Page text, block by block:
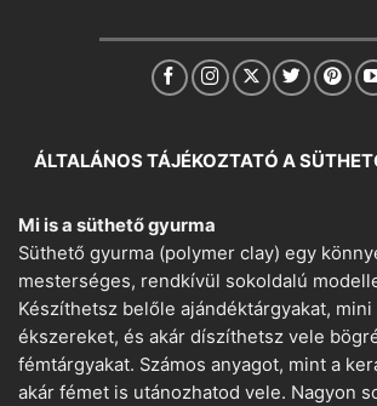
ÁLTALÁNOS TÁJÉKOZTATÓ A
Mi is a süthető gyurma
Süthető gyurma (polymer clay) egy
mesterséges, rendkívül sokoldalú
Készíthetsz belőle ajándéktárgyakat,
ékszereket, és akár díszíthetsz vele
fémtárgyakat. Számos anyagot, mint a
akár fémet is utánozhatod vele. Nagyon